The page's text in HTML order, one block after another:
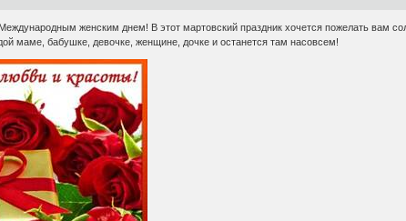
женским днем! В этот мартовский праздник хочется пожелать вам
маме, бабушке, девочке, женщине, дочке и останется там насовсем!